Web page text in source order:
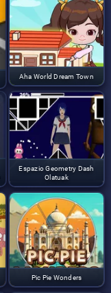
Aha World Dream Town
Espazio Geometry Dash
Olatuak
Pic Pie Wonders